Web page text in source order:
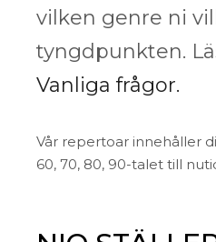
vilken genre ni
tyngdpunkten.
Vanliga frågor.
Vår repertoar innehåller
60, 70, 80, 90-talet till